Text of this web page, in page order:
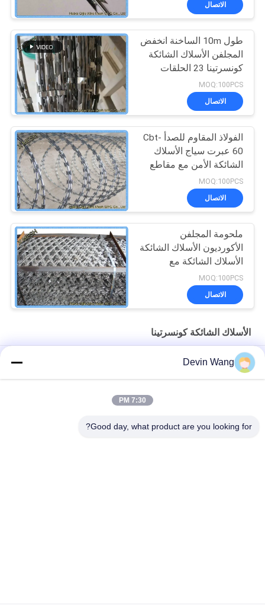
الاتصال
طول 10m الساخنة انخفض
المجلفن الأسلاك الشائكة
كونسرتينا 23 الحلقات
MOQ:100PCS
الاتصال
الفولاذ المقاوم للصدأ Cbt-
60 عبرت سياج الأسلاك
الشائكة الأمن مع مقاطع
MOQ:100PCS
الاتصال
ملحومة المجلفن
الأكورديون الأسلاك الشائكة
الأسلاك الشائكة مع
الحلقات
MOQ:100PCS
الاتصال
الأسلاك الشائكة كونسرتينا
شفرة الدموع BTO-30 سلك الحلاقة كونسيرتينا سلك الحلاقة
أسلاك شائكة من الفولاذ المقاوم للصدأ من PVC
PVC المغلفة الأمن شبكة أسلاك شائكة سياج كونسرتينا الأسلاك
Devin Wang
7:30 PM
Good day, what product are you looking for?